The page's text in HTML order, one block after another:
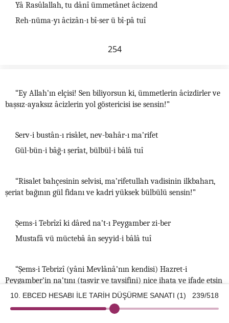
10. EBCED HESABI İLE TARİH DÜŞÜRME SANATI (1) 239/518
Yâ Rasûlallah, tu dânî ümmetânet âcizend
Reh-nüma-yı âcizân-ı bî-ser ü bî-pâ tuî
254
“Ey Allah’ın elçisi! Sen biliyorsun ki, ümmetlerin âcizdirler ve
başsız-ayaksız âcizlerin yol göstericisi ise sensin!”
Serv-i bustân-ı risâlet, nev-bahâr-ı ma’rifet
Gül-bün-i bâğ-ı şerîat, bülbül-i bâlâ tuî
“Risalet bahçesinin selvisi, ma’rifetullah vadisinin ilkbaharı,
şeriat bağının gül fidanı ve kadri yüksek bülbülü sensin!”
Şems-i Tebrîzî ki dâred na’t-ı Peygamber zi-ber
Mustafâ vü müctebâ ân seyyid-i bâlâ tuî
“Şems-i Tebrizî (yâni Mevlânâ’nın kendisi) Hazret-i
Peygamber’in na’tını (tasvir ve tavsifini) nice ihata ve ifade etsin
ki, seçilmiş ve mümtaz olan o en yüce asil sensin!”
©2026 Kotku Enstitüsü v2.8.3